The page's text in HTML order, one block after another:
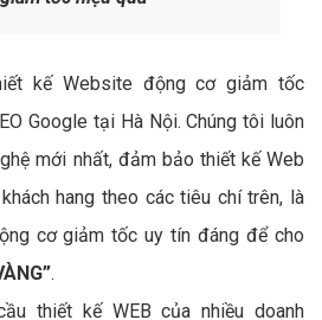
kế Website động cơ giảm tốc
Google tại Hà Nội. Chúng tôi luôn
mới nhất, đảm bảo thiết kế Web
hang theo các tiêu chí trên, là
cơ giảm tốc uy tín đáng để cho
.
thiết kế WEB của nhiều doanh